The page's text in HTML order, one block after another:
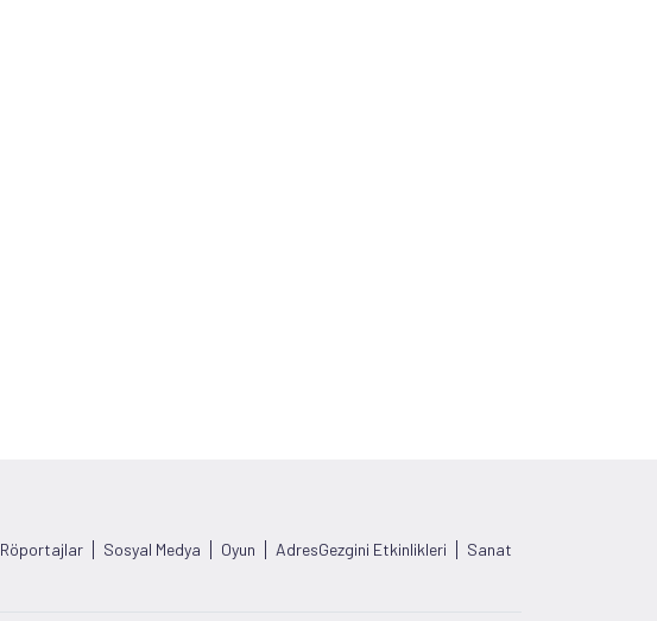
Röportajlar Sosyal Medya Oyun AdresGezgini Etkinlikleri Sanat